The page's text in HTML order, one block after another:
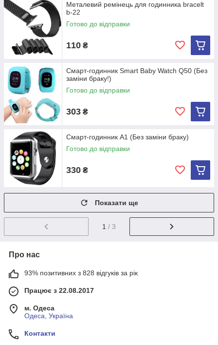
Металевий ремінець для годинника bracelt
b-22
Готово до відправки
110 ₴
Смарт-годинник Smart Baby Watch Q50 (Без
заміни браку!)
Готово до відправки
303 ₴
Смарт-годинник A1 (Без заміни браку)
Готово до відправки
330 ₴
Показати ще
1 / 3
Про нас
93% позитивних з 828 відгуків за рік
Працює з 22.08.2017
м. Одеса
Одеса, Україна
Контакти